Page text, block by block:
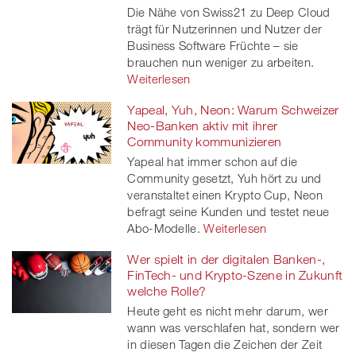
Die Nähe von Swiss21 zu Deep Cloud
trägt für Nutzerinnen und Nutzer der
Business Software Früchte – sie
brauchen nun weniger zu arbeiten.
Weiterlesen
Yapeal, Yuh, Neon: Warum Schweizer
Neo-Banken aktiv mit ihrer
Community kommunizieren
Yapeal hat immer schon auf die
Community gesetzt, Yuh hört zu und
veranstaltet einen Krypto Cup, Neon
befragt seine Kunden und testet neue
Abo-Modelle. Weiterlesen
Wer spielt in der digitalen Banken-,
FinTech- und Krypto-Szene in Zukunft
welche Rolle?
Heute geht es nicht mehr darum, wer
wann was verschlafen hat, sondern wer
in diesen Tagen die Zeichen der Zeit